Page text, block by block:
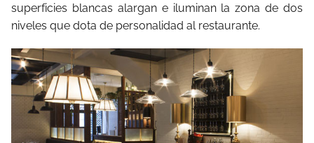
superficies blancas alargan e iluminan la zona de dos
niveles que dota de personalidad al restaurante.